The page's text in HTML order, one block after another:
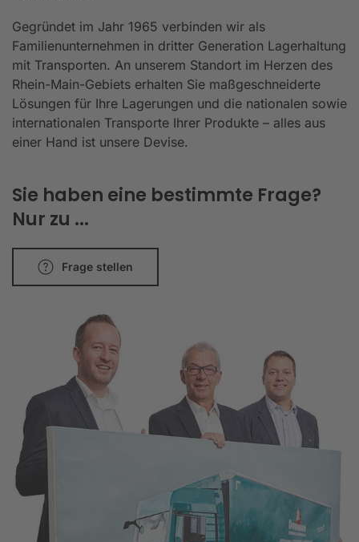
Gegründet im Jahr 1965 verbinden wir als
Familienunternehmen in dritter Generation Lagerhaltung
mit Transporten. An unserem Standort im Herzen des
Rhein-Main-Gebiets erhalten Sie maßgeschneiderte
Lösungen für Ihre Lagerungen und die nationalen sowie
internationalen Transporte Ihrer Produkte – alles aus
einer Hand ist unsere Devise.
Sie haben eine bestimmte Frage?
Nur zu ...
Frage stellen